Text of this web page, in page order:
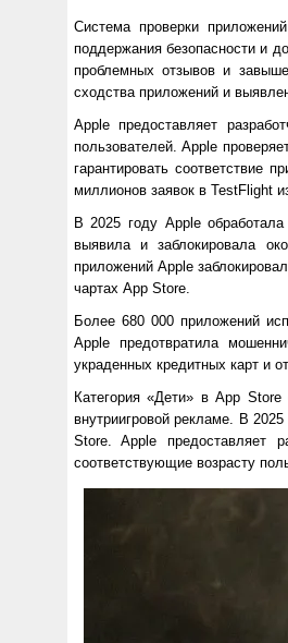
Система проверки
поддержания безопасности и
проблемных отзывов и
сходства приложений и
Apple предоставляет
пользователей. Apple
гарантировать соответствие
миллионов заявок в TestFlight
В 2025 году Apple
выявила и заблокировала
приложений Apple
чартах App Store.
Более 680 000 приложений
Apple предотвратила
украденных кредитных карт и
Категория «Дети» в App
внутриигровой рекламе. В
Store. Apple предоставляет
соответствующие возрасту